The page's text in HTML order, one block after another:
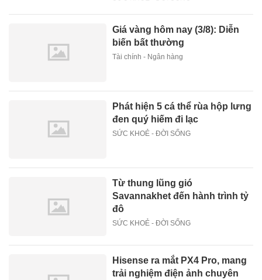
Giá vàng hôm nay (3/8): Diễn
biến bất thường
Tài chính - Ngân hàng
Phát hiện 5 cá thể rùa hộp lưng
đen quý hiếm đi lạc
SỨC KHOẺ - ĐỜI SỐNG
Từ thung lũng gió
Savannakhet đến hành trình tỷ
đô
SỨC KHOẺ - ĐỜI SỐNG
Hisense ra mắt PX4 Pro, mang
trải nghiệm điện ảnh chuyên